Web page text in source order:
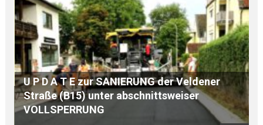
S E G N U N G des WEGKREUZES am
Birkenberg